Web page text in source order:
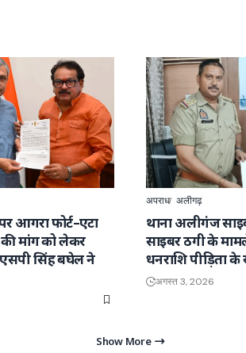
आगरा फोर्ट–एटा
मांग को लेकर
एसपी सिंह बघेल ने
अपराध अलीगढ़
थाना अलीगंज
साइबर ठगी के
धनराशि पीड़िता
अगस्त 3, 2026
Show More